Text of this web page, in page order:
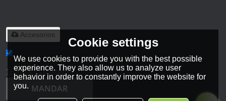
Accesorios
He leido y acepto los Términos y Condiciones de este servicio,
Términos y Condiciones
MANDAR
Cookie settings
We use cookies to provide you with the best possible
experience. They also allow us to analyze user
behavior in order to constantly improve the website for
you.